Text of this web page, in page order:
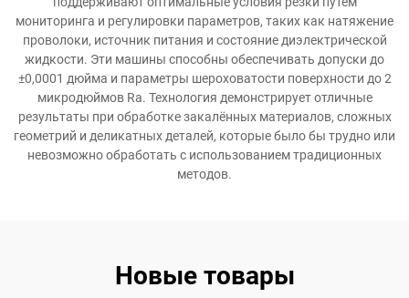
мониторинга и регулировки параметров, таких как натяжение
проволоки, источник питания и состояние диэлектрической
жидкости. Эти машины способны обеспечивать допуски до
±0,0001 дюйма и параметры шероховатости поверхности до 2
микродюймов Ra. Технология демонстрирует отличные
результаты при обработке закалённых материалов, сложных
геометрий и деликатных деталей, которые было бы трудно или
невозможно обработать с использованием традиционных
методов.
Новые товары